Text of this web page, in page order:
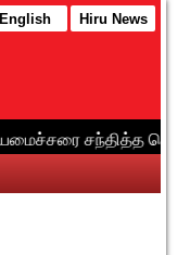
English Hiru News